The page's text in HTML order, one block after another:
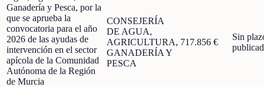
Ganadería y Pesca, por la
que se aprueba la
convocatoria para el año
2026 de las ayudas de
intervención en el sector
apícola de la Comunidad
Autónoma de la Región
de Murcia
CONSEJERÍA
DE AGUA,
AGRICULTURA,
GANADERÍA Y
PESCA
717.856 €
Sin